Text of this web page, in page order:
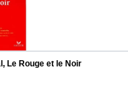
Le Rouge et le Noir